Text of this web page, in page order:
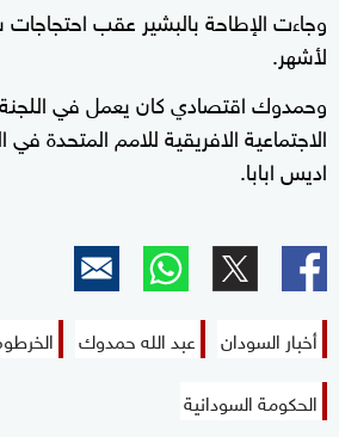
وجاءت الإطاحة بالبشير عقب
لأشهر.
وحمدوك اقتصادي كان يعمل في اللجنة
الاجتماعية الافريقية للامم المتحدة في
اديس ابابا.
أخبار السودان عبد الله حمدوك
الحكومة السودانية